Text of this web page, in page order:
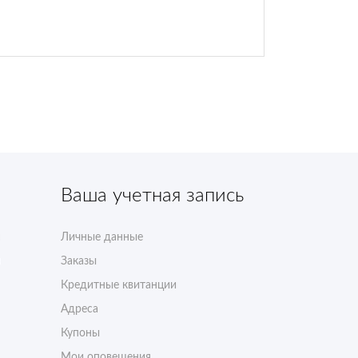
Ваша учетная запись
Личные данные
Заказы
Кредитные квитанции
Адреса
Купоны